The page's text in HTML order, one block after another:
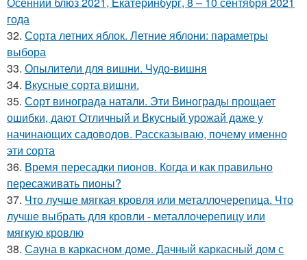
года
32. Сорта летних яблок. Летние яблони: параметры
выбора
33. Опылители для вишни. Чудо-вишня
34. Вкусные сорта вишни.
35. Сорт винограда натали. Эти Винограды прощает
ошибки, дают Отличный и Вкусный урожай даже у
начинающих садоводов. Рассказываю, почему именно
эти сорта
36. Время пересадки пионов. Когда и как правильно
пересаживать пионы?
37. Что лучше мягкая кровля или металлочерепица. Что
лучше выбрать для кровли - металлочерепицу или
мягкую кровлю
38. Сауна в каркасном доме. Дачный каркасный дом с